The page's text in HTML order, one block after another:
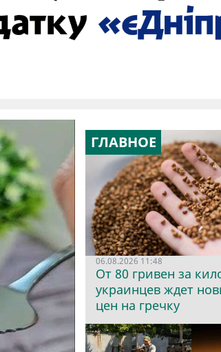
ГЛАВНОЕ
06.08.2026 11:48
От 80 гривен за
украинцев ждет
цен на гречку